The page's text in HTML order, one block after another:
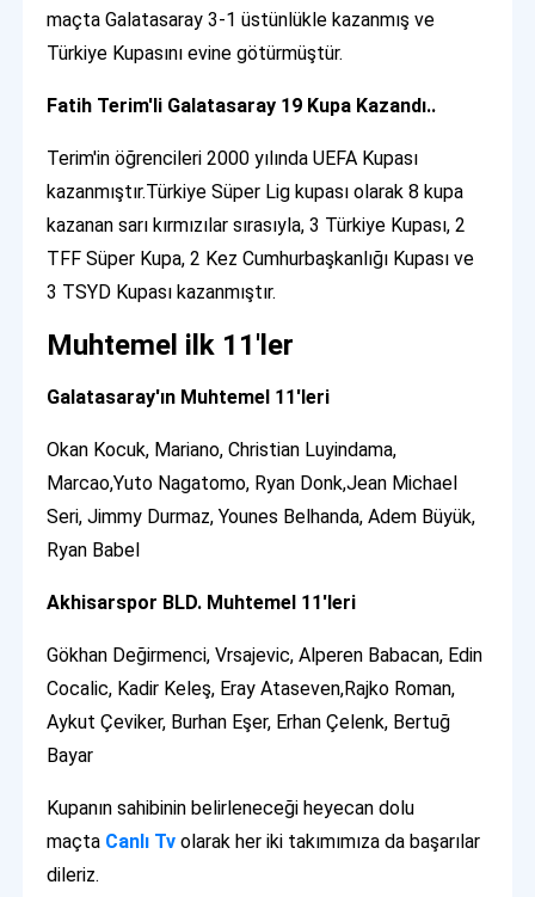
maçta Galatasaray 3-1 üstünlükle kazanmış ve
Türkiye Kupasını evine götürmüştür.
Fatih Terim'li Galatasaray 19 Kupa Kazandı..
Terim'in öğrencileri 2000 yılında UEFA Kupası
kazanmıştır.Türkiye Süper Lig kupası olarak 8 kupa
kazanan sarı kırmızılar sırasıyla, 3 Türkiye Kupası, 2
TFF Süper Kupa, 2 Kez Cumhurbaşkanlığı Kupası ve
3 TSYD Kupası kazanmıştır.
Muhtemel ilk 11'ler
Galatasaray'ın Muhtemel 11'leri
Okan Kocuk, Mariano, Christian Luyindama,
Marcao,Yuto Nagatomo, Ryan Donk,Jean Michael
Seri, Jimmy Durmaz, Younes Belhanda, Adem Büyük,
Ryan Babel
Akhisarspor BLD. Muhtemel 11'leri
Gökhan Değirmenci, Vrsajevic, Alperen Babacan, Edin
Cocalic, Kadir Keleş, Eray Ataseven,Rajko Roman,
Aykut Çeviker, Burhan Eşer, Erhan Çelenk, Bertuğ
Bayar
Kupanın sahibinin belirleneceği heyecan dolu
maçta Canlı Tv olarak her iki takımımıza da başarılar
dileriz.